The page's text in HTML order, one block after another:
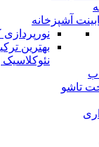
آشپزخانه
نورپردازی
بهترین
تاشو